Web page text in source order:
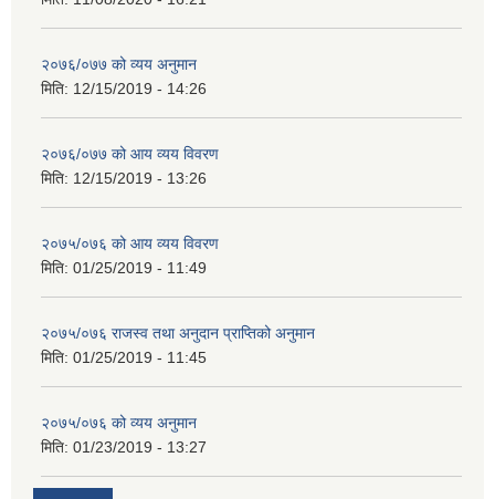
२०७६/०७७ को व्यय अनुमान
मिति: 12/15/2019 - 14:26
२०७६/०७७ को आय व्यय विवरण
मिति: 12/15/2019 - 13:26
२०७५/०७६ को आय व्यय विवरण
मिति: 01/25/2019 - 11:49
२०७५/०७६ राजस्व तथा अनुदान प्राप्तिको अनुमान
मिति: 01/25/2019 - 11:45
२०७५/०७६ को व्यय अनुमान
मिति: 01/23/2019 - 13:27